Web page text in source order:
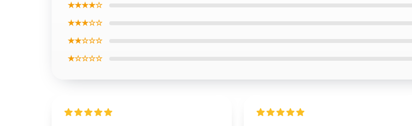
★★★★☆
★★★☆☆
★★☆☆☆
★☆☆☆☆